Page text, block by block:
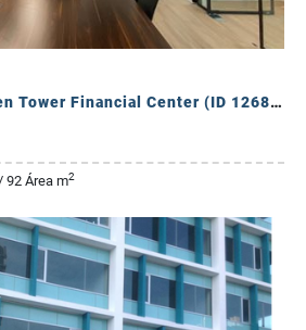
Alquiler de Oficina en Tower Financial Center (ID 12682)
92 Área m2